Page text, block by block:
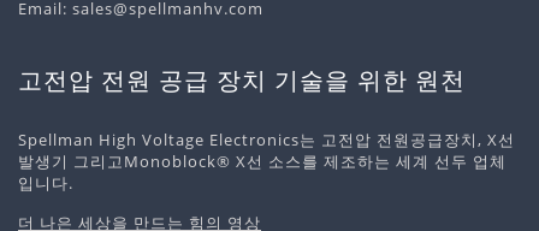
Email: sales@spellmanhv.com
고전압 전원 공급 장치 기술을 위한 원천
Spellman High Voltage Electronics는 고전압 전원공급장치, X선
발생기 그리고Monoblock® X선 소스를 제조하는 세계 선두 업체
입니다.
더 나은 세상을 만드는 힘의 영상